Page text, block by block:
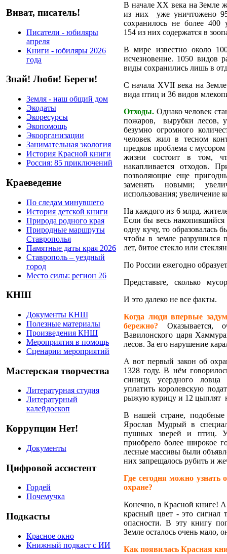
Виват, писатель!
Писатели - юбиляры
апреля
Книги - юбиляры 2026
года
Знай! Люби! Береги!
Земля - наш общий дом
Экодаты
Экоресурсы
Экопомощь
Экоорганизации
Занимательная экология
История Красной книги
Россия: 85 приключений
Краеведение
По следам минувшего
История детской книги
Природа родного края
Природные маршруты
Ставрополья
Памятные даты края 2026
Ставрополь – уездный
город
Место силы: регион 26
КНШ
Документы КНШ
Полезные материалы
Произведения КНШ
Мероприятия в помощь
Сценарии мероприятий
Мастерская творчества
Литературная студия
Литературный
калейдоскоп
Коррупции Нет!
Документы
Цифровой ассистент
Гордей
Почемучка
Подкасты
Красное окно
Книжный подкаст с ИИ
В начале XX века на Земле
из них уже уничтожено
сохранилось не более 400
154 из них содержатся в
В мире известно около
исчезновение. 1050 видов
виды сохранились лишь в
С начала XVII века на
вида птиц и 36 видов
Отходы. Однако человек
пожаров, вырубки лесов,
безумно огромного
человек жил в тесном
предков проблема с
жизни состоит в том,
накапливается отходов.
позволяющие еще
заменять новыми;
использования; увеличение
На каждого из 6 млрд.
Если бы весь накопившийся
одну кучу, то образовалась
чтобы в земле разрушился
лет, битое стекло или
По России ежегодно
Представьте, сколько
И это далеко не все факты.
Когда люди впервые
бережно? Оказывается,
Вавилонского царя
лесов. За его нарушение
А вот первый закон об
1328 году. В нём
синицу, усердного
уплатить королевскую
рыжую курицу и 12 цыплят
В нашей стране,
Ярослав Мудрый в
пушных зверей и птиц.
приобрело более широкое
лесные массивы были
них запрещалось рубить и
Где сегодня можно
охране?
Конечно, в Красной книге! А
красный цвет - это сигнал
опасности. В эту книгу
Земле осталось очень мало,
Как появилась Красная